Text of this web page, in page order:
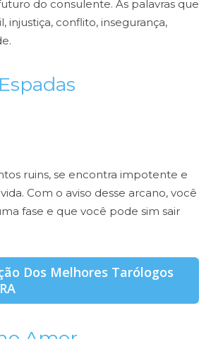
do consulente. As palavras que
injustiça, conflito, insegurança,
ruins, se encontra impotente e
Com o aviso desse arcano, você
fase e que você pode sim sair
Dos Melhores Tarólogos